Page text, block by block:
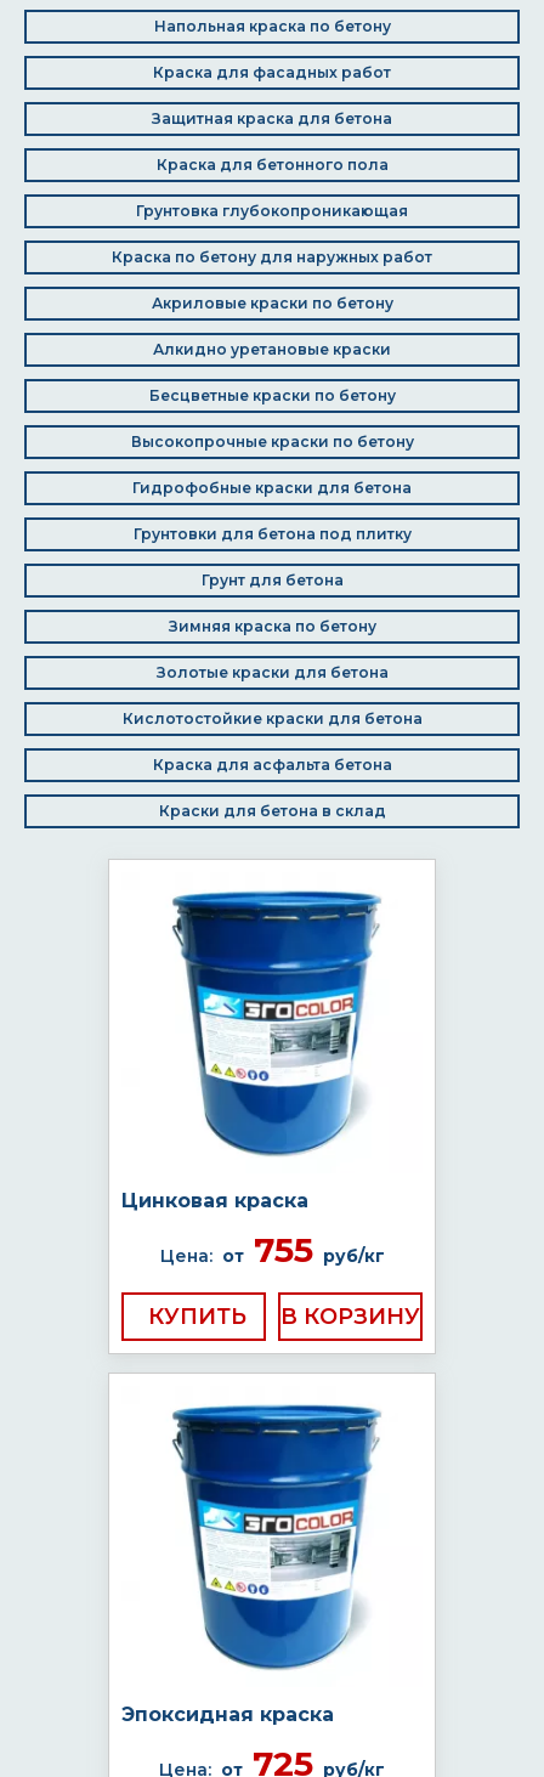
Напольная краска по бетону
Краска для фасадных работ
Защитная краска для бетона
Краска для бетонного пола
Грунтовка глубокопроникающая
Краска по бетону для наружных работ
Акриловые краски по бетону
Алкидно уретановые краски
Бесцветные краски по бетону
Высокопрочные краски по бетону
Гидрофобные краски для бетона
Грунтовки для бетона под плитку
Грунт для бетона
Зимняя краска по бетону
Золотые краски для бетона
Кислотостойкие краски для бетона
Краска для асфальта бетона
Краски для бетона в склад
Цинковая краска
Цена: от755 руб/кг
КУПИТЬ
Эпоксидная краска
Цена: от 725 руб/кг